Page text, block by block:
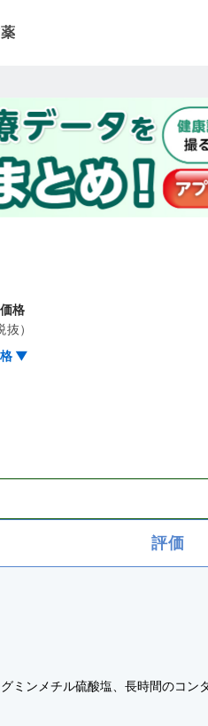
格
抜）
格 ▼
評価
ミンメチル硫酸塩、長時間のコン